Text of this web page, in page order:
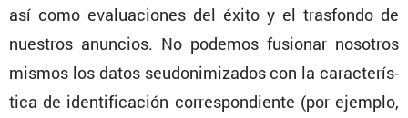
así como evalua­ciones del éxito y el trasfondo de
nuestros anuncios. No podemos fusionar nosotros
mismos los datos seudo­ni­mi­zados con la carac­te­rís­
tica de identi­fi­ca­ción corres­pon­diente (por ejemplo,